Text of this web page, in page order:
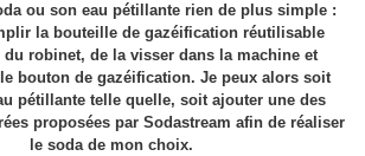
ou son eau pétillante rien de plus simple :
la bouteille de gazéification réutilisable
du robinet, de la visser dans la machine et
bouton de gazéification. Je peux alors soit
pétillante telle quelle, soit ajouter une des
proposées par Sodastream afin de réaliser
le soda de mon choix.